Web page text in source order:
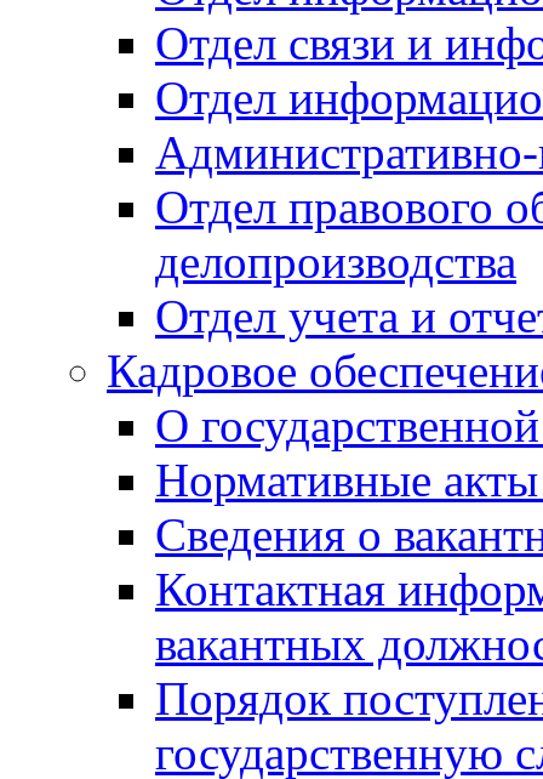
Отдел связи и
Отдел
Отдел правового
делопроизводства
Отдел учета и
Кадровое
О
Нормативные акты
Сведения о
Контактная
вакантных
Порядок
государственную